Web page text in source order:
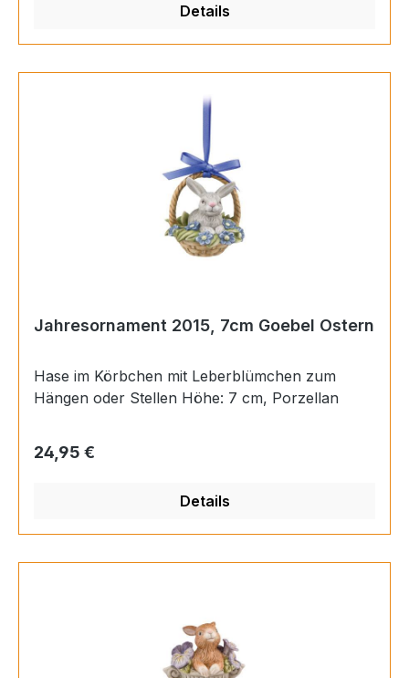
Details
Jahresornament 2015, 7cm Goebel Ostern
Hase im Körbchen mit Leberblümchen zum
Hängen oder Stellen Höhe: 7 cm, Porzellan
Regulärer Preis:
24,95 €
Details